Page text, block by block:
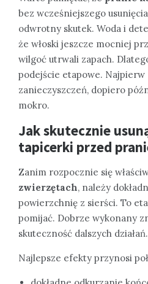
bez wcześniejszego
odwrotny skutek. Woda i
że włoski jeszcze mocniej
wilgoć utrwali zapach.
podejście etapowe.
zanieczyszczeń, dopiero
mokro.
Jak skutecznie
tapicerki przed
Zanim rozpocznie się
zwierzętach, należy
powierzchnię z sierści. To
pomijać. Dobrze wykonany
skuteczność dalszych działań.
Najlepsze efekty przynosi